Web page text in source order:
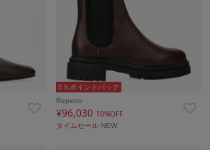
5％ポイントバック
Repetto
¥96,030 10%OFF
タイムセール NEW